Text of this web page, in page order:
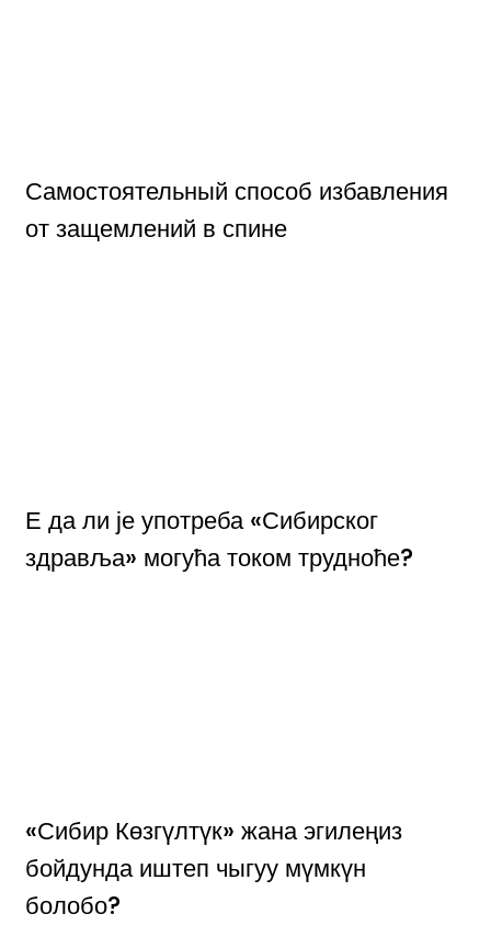
Самостоятельный способ избавления
от защемлений в спине
Е да ли је употреба «Сибирског
здравља» могућа током трудноће?
«Сибир Көзгүлтүк» жана эгилеңиз
бойдунда иштеп чыгуу мүмкүн
болобо?